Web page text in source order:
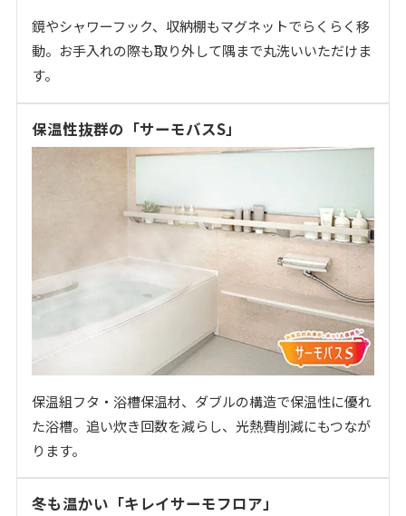
鏡やシャワーフック、収納棚もマグネットでらくらく移
動。お手入れの際も取り外して隅まで丸洗いいただけま
す。
保温性抜群の「サーモバスS」
保温組フタ・浴槽保温材、ダブルの構造で保温性に優れ
た浴槽。追い炊き回数を減らし、光熱費削減にもつなが
ります。
冬も温かい「キレイサーモフロア」